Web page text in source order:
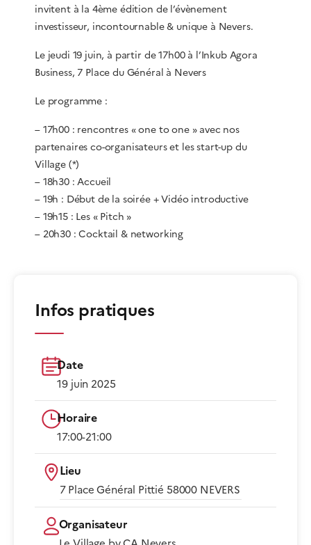
invitent à la 4ème édition de l’évènement
investisseur, incontournable & unique à Nevers.
Le jeudi 19 juin, à partir de 17h00 à l’Inkub Agora
Business, 7 Place du Général à Nevers
Le programme :
– 17h00 : rencontres « one to one » avec nos
partenaires co-organisateurs et les start-up du
Village (*)
– 18h30 : Accueil
– 19h : Début de la soirée + Vidéo introductive
– 19h15 : Les « Pitch »
– 20h30 : Cocktail & networking
Infos pratiques
Date
19 juin 2025
Horaire
17:00-21:00​
Lieu
7 Place Général Pittié 58000 NEVERS​
Organisateur